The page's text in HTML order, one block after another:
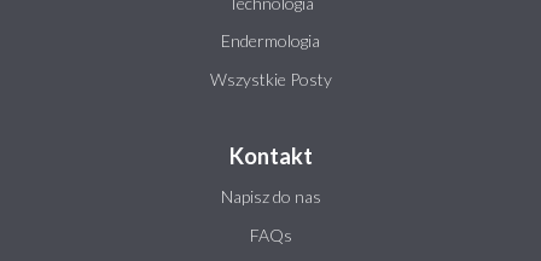
Endermologia
Wszystkie Posty
Kontakt
Napisz do nas
FAQs